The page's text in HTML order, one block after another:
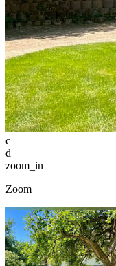
c
d
zoom_in
Zoom